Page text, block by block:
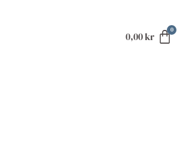
0,00kr